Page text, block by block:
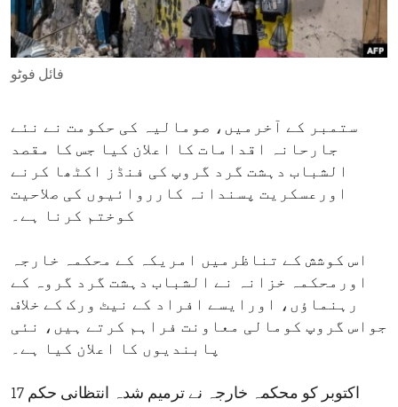
ENVIRONMENT AND HEALTH
IDEALS AND INSTITUTIONS
فائل فوٹو
ستمبر کے آخرمیں، صومالیہ کی حکومت نے نئے
جارحانہ اقدامات کا اعلان کیا جس کا مقصد
الشباب دہشت گرد گروپ کی فنڈز اکٹھا کرنے
اورعسکریت پسندانہ کارروائیوں کی صلاحیت
کوختم کرنا ہے۔
اس کوشش کے تناظرمیں امریکہ کے محکمہ خارجہ
اورمحکمہ خزانہ نے الشباب دہشت گرد گروہ کے
رہنماؤں، اورایسے افراد کے نیٹ ورک کے خلاف
جواس گروپ کومالی معاونت فراہم کرتے ہیں، نئی
پابندیوں کا اعلان کیا ہے۔
17 اکتوبر کو محکمہ خارجہ نے ترمیم شدہ انتظانی حکم